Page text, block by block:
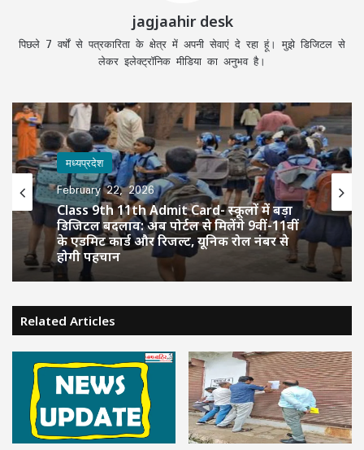
jagjaahir desk
पिछले 7 वर्षों से पत्रकारिता के क्षेत्र में अपनी सेवाएं दे रहा हूं। मुझे डिजिटल से
लेकर इलेक्ट्रॉनिक मीडिया का अनुभव है।
मध्यप्रदेश
February 22, 2026
Class 9th 11th Admit Card- स्कूलों में बड़ा
डिजिटल बदलाव: अब पोर्टल से मिलेंगे 9वीं-11वीं
के एडमिट कार्ड और रिजल्ट, यूनिक रोल नंबर से
होगी पहचान
Related Articles